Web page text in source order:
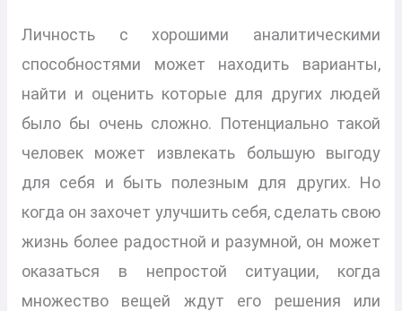
Личность с хорошими аналитическими
способностями может находить варианты,
найти и оценить которые для других людей
было бы очень сложно. Потенциально такой
человек может извлекать большую выгоду
для себя и быть полезным для других. Но
когда он захочет улучшить себя, сделать свою
жизнь более радостной и разумной, он может
оказаться в непростой ситуации, когда
множество вещей ждут его решения или